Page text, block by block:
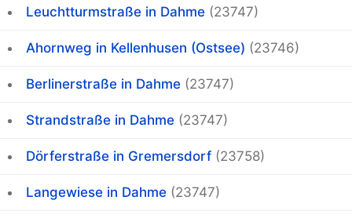
Leuchtturmstraße in Dahme (23747)
Ahornweg in Kellenhusen (Ostsee) (23746)
Berlinerstraße in Dahme (23747)
Strandstraße in Dahme (23747)
Dörferstraße in Gremersdorf (23758)
Langewiese in Dahme (23747)